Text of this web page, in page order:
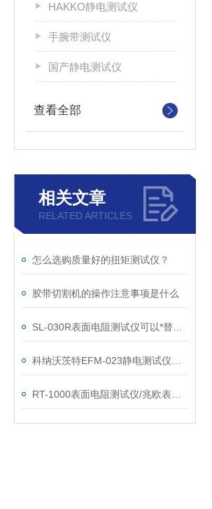
HAKKO静电测试仪
手腕带测试仪
国产静电测试仪
查看全部
相关文章
RELATED ARTICLES
怎么选购质量好的扭矩测试仪？
胶带切割机的操作注意事项是什么